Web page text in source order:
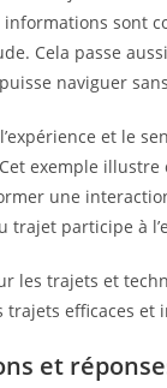
sont
Cela passe
naviguer
et le
exemple
une
trajet participe à
les trajets et
efficaces et
et